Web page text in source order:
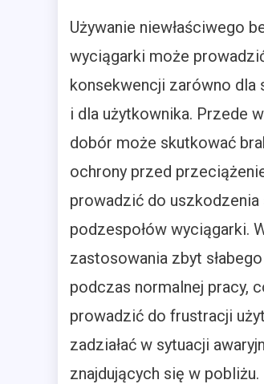
Używanie niewłaściwego
wyciągarki może
konsekwencji zarówno dla
i dla użytkownika. Przede
dobór może skutkować
ochrony przed
prowadzić do uszkodzenia
podzespołów wyciągarki.
zastosowania zbyt
podczas normalnej pracy,
prowadzić do frustracji
zadziałać w sytuacji
znajdujących się w